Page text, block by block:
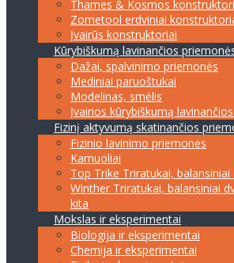
Thames & Kosmos
Zometool erdviniai
Įvairūs konstruktoriai
Kūrybiškumą lavinančios
Dažai, spalvinimo priemonės
Mediniai paruoštukai
Modelinas, smėlis
Įvairios kūrybiškumą
Fizinį aktyvumą skatinančios
Fizinio lavinimo priemonės
Kamuoliai
Top Trike Triratukai,
Winther Triratukai, balansiniai
kita
Mokslas ir eksperimentai
Biologija ir eksperimentai
Chemija ir eksperimentai